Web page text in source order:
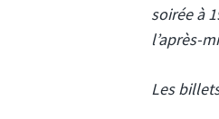
soirée à
l’après-
Les